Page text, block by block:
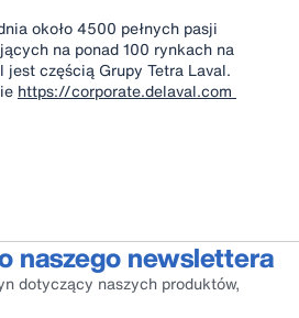
około 4500 pełnych pasji
na ponad 100 rynkach na
jest częścią Grupy Tetra Laval.
https://corporate.delaval.com
naszego newslettera
dotyczący naszych produktów,